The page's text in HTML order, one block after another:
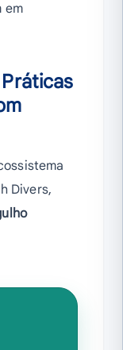
em
Divers,